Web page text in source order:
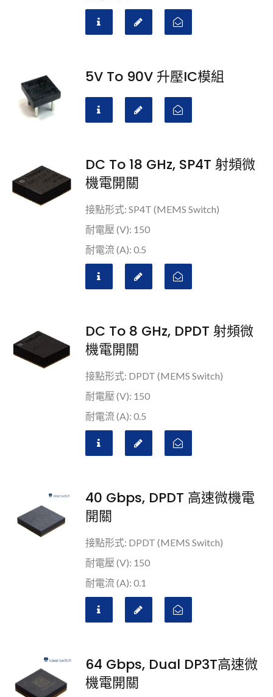
5V To 90V 升壓IC模組
DC To 18 GHz, SP4T 射頻微
機電開關
接點形式: SP4T (MEMS Switch)
耐電壓 (V): 150
耐電流 (A): 0.5
DC To 8 GHz, DPDT 射頻微
機電開關
接點形式: DPDT (MEMS Switch)
耐電壓 (V): 150
耐電流 (A): 0.5
40 Gbps, DPDT 高速微機電
開關
接點形式: DPDT (MEMS Switch)
耐電壓 (V): 150
耐電流 (A): 0.1
64 Gbps, Dual DP3T高速微
機電開關